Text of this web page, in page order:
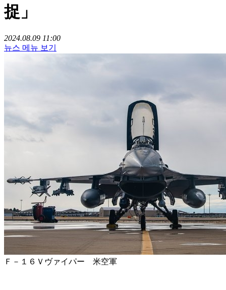
捉」
2024.08.09 11:00
뉴스 메뉴 보기
Ｆ－１６Ｖヴァイパー 米空軍